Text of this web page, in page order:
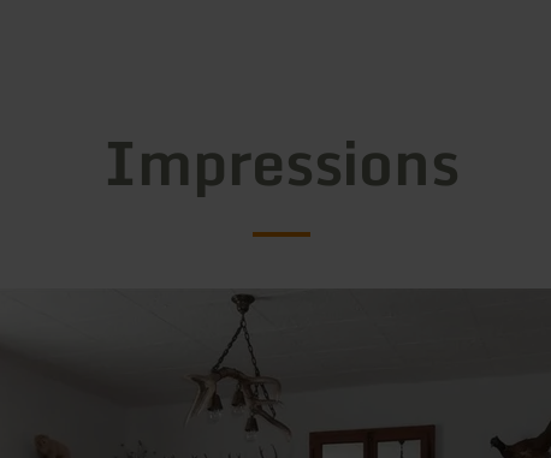
Impressions